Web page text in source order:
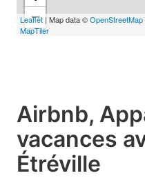
−
Leaflet | Map data ©OpenStreetMap
MapTiler
Airbnb,
vacances
Étréville